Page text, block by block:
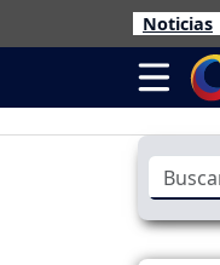
Noticias